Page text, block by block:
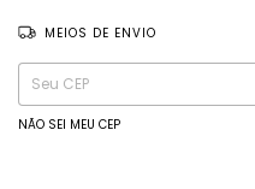
MEIOS DE ENVIO
Entregas para o CEP:
NÃO SEI MEU CEP